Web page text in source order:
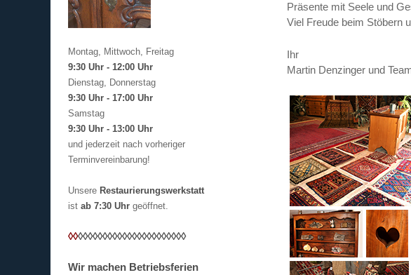
Montag, Mittwoch, Freitag
9:30 Uhr - 12:00 Uhr
Dienstag, Donnerstag
9:30 Uhr - 17:00 Uhr
Samstag
9:30 Uhr - 13:00 Uhr
und jederzeit nach vorheriger
Terminvereinbarung!
Unsere Restaurierungswerkstatt
ist ab 7:30 Uhr geöffnet.
◊◊◊◊◊◊◊◊◊◊◊◊◊◊◊◊◊◊◊◊◊◊◊◊
Wir machen Betriebsferien
Präsente mit Seele und
Viel Freude beim Stöbern
Ihr
Martin Denzinger und